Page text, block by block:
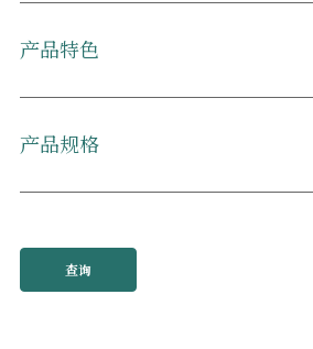
产品特色
产品规格
查询